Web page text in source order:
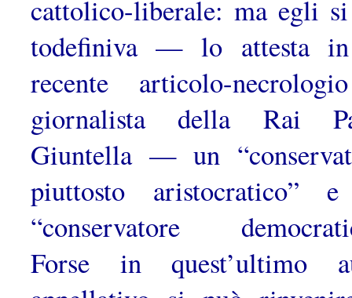
cattolico-liberale: ma egli
todefiniva — lo attesta
recente articolo-
giornalista della Rai
Giuntella — un
piuttosto aristocratico”
“con­servatore
Forse in quest’ultimo